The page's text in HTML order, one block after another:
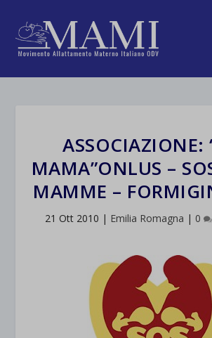
ASSOCIAZIONE:
MAMA”ONLUS –
MAMME –
21 Ott 2010 | Emilia Romagna | 0